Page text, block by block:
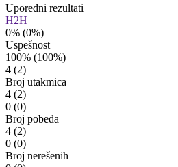
Uporedni rezultati
H2H
0% (0%)
Uspešnost
100% (100%)
4 (2)
Broj utakmica
4 (2)
0 (0)
Broj pobeda
4 (2)
0 (0)
Broj nerešenih